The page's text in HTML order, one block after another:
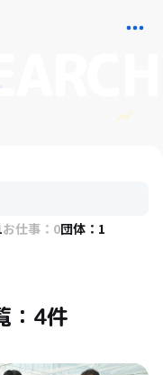
お仕事：0団体：1
：4件